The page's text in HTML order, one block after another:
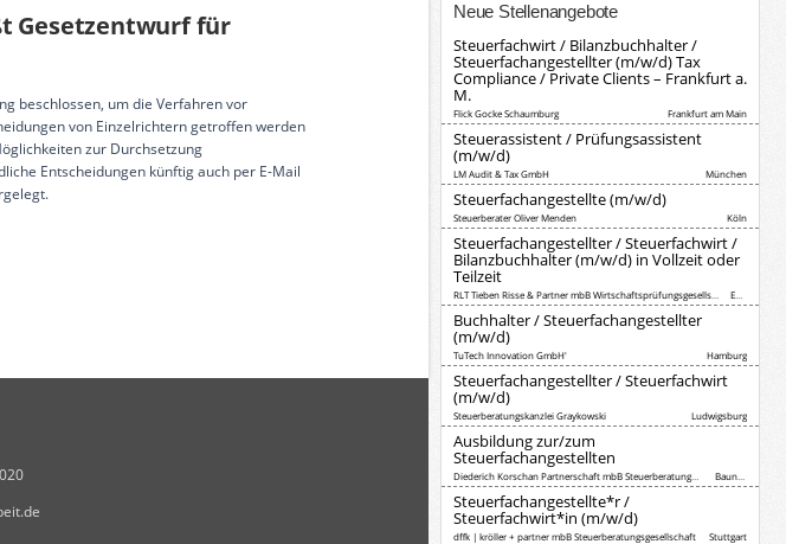
Gesetzentwurf für
beschlossen, um die Verfahren vor
von Einzelrichtern getroffen werden
zur Durchsetzung
Entscheidungen künftig auch per E-Mail
Neue Stellenangebote
Steuerfachwirt / Bilanzbuchhalter /
Steuerfachangestellter (m/w/d) Tax
Compliance / Private Clients – Frankfurt a.
M.
Flick Gocke Schaumburg Frankfurt am Main
Steuerassistent / Prüfungsassistent
(m/w/d)
LM Audit & Tax GmbH München
Steuerfachangestellte (m/w/d)
Steuerberater Oliver Menden Köln
Steuerfachangestellter / Steuerfachwirt /
Bilanzbuchhalter (m/w/d) in Vollzeit oder
Teilzeit
Buchhalter / Steuerfachangestellter
(m/w/d)
TuTech Innovation GmbH' Hamburg
Steuerfachangestellter / Steuerfachwirt
(m/w/d)
Steuerberatungskanzlei Graykowski Ludwigsburg
Ausbildung zur/zum
Steuerfachangestellten
Baunatal
Steuerfachangestellte*r /
Steuerfachwirt*in (m/w/d)
dffk | kröller + partner mbB Steuerberatungsgesellschaft Stuttgart